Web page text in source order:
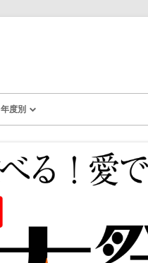
年度別
2024年
2022年
2021年